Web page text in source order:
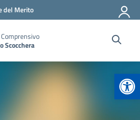
del Merito
Scocchera